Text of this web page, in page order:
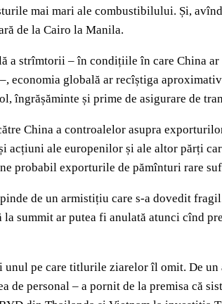
mai mari ale combustibilului. Și,
de la Cairo la Manila.
a strîmtorii – în condițiile în care China
economia globală ar recîștiga
îngrășăminte și prime de asigurare de
China a controalelor asupra
ale europenilor și ale altor părți
probabil exporturile de pămînturi rare
de un armistițiu care s-a dovedit
summit ar putea fi anulată atunci cînd
pe care titlurile ziarelor îl omit. De
personal – a pornit de la premisa că